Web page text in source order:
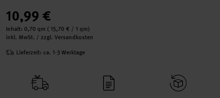
10,99 €
Inhalt: 0,70 qm ( 15,70 € / 1 qm)
inkl. MwSt. / zzgl. Versandkosten
Lieferzeit: ca. 1-3 Werktage